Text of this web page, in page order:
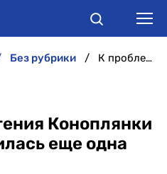
без рубрики К проблемам Евгения Коноплянки в Шальке добавилась еще одна (фото)
Коноплянки
еще одна